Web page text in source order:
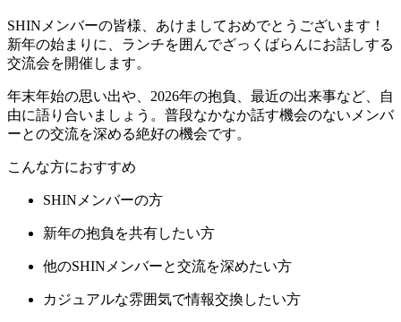
SHINメンバーの皆様、あけましておめでとうございます！
新年の始まりに、ランチを囲んでざっくばらんにお話しする
交流会を開催します。
年末年始の思い出や、2026年の抱負、最近の出来事など、自
由に語り合いましょう。普段なかなか話す機会のないメンバ
ーとの交流を深める絶好の機会です。
こんな方におすすめ
SHINメンバーの方
新年の抱負を共有したい方
他のSHINメンバーと交流を深めたい方
カジュアルな雰囲気で情報交換したい方